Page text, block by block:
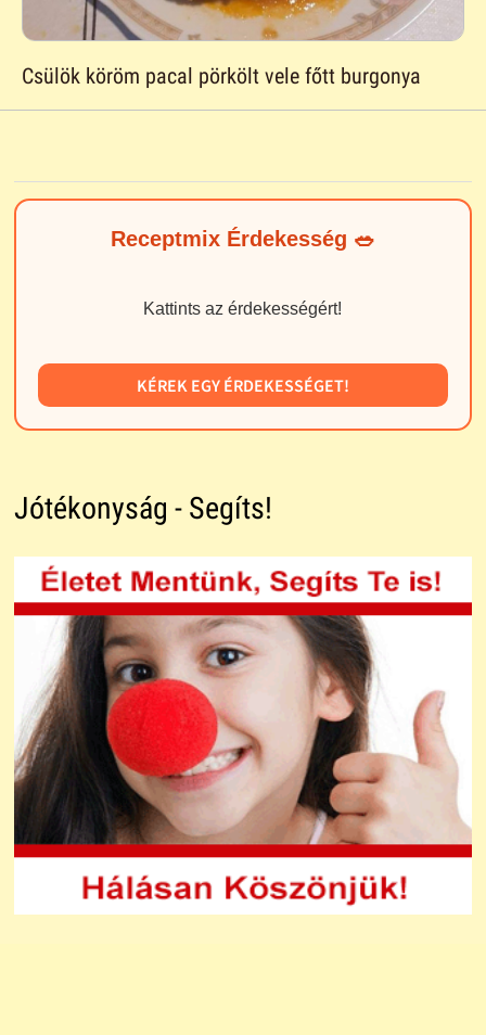
Csülök köröm pacal pörkölt vele főtt burgonya
Receptmix Érdekesség 🥗
Kattints az érdekességért!
KÉREK EGY ÉRDEKESSÉGET!
Jótékonyság - Segíts!